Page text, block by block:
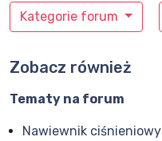
Kategorie forum
Zobacz również
Tematy na forum
Nawiewnik ciśnieniowy